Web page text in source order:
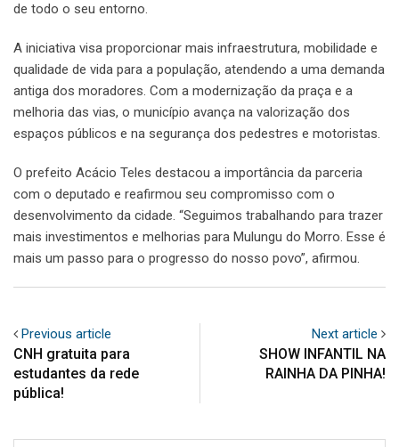
de todo o seu entorno.
A iniciativa visa proporcionar mais infraestrutura, mobilidade e
qualidade de vida para a população, atendendo a uma demanda
antiga dos moradores. Com a modernização da praça e a
melhoria das vias, o município avança na valorização dos
espaços públicos e na segurança dos pedestres e motoristas.
O prefeito Acácio Teles destacou a importância da parceria
com o deputado e reafirmou seu compromisso com o
desenvolvimento da cidade. “Seguimos trabalhando para trazer
mais investimentos e melhorias para Mulungu do Morro. Esse é
mais um passo para o progresso do nosso povo”, afirmou.
Previous article
CNH gratuita para
estudantes da rede
pública!
Next article
SHOW INFANTIL NA
RAINHA DA PINHA!